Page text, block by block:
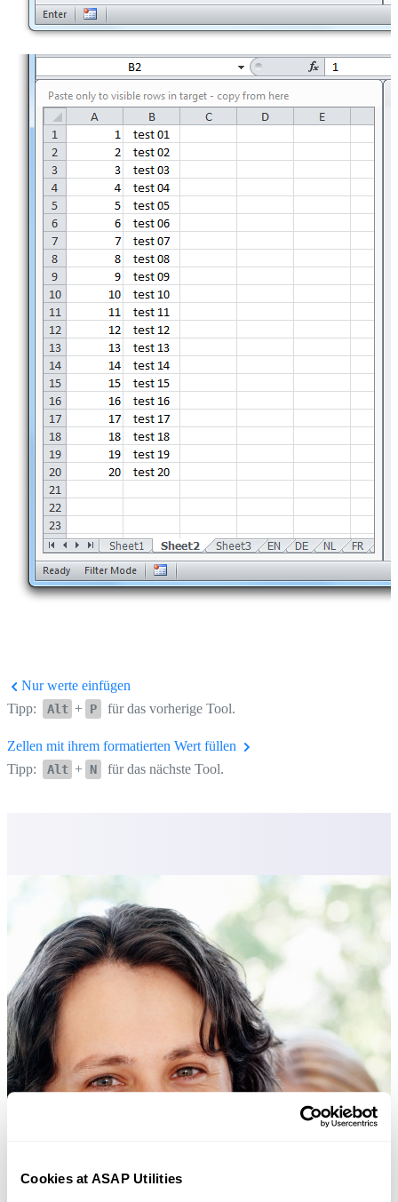
Cookies at ASAP Utilities
Nur werte einfügen
Tipp:
Alt + P für das vorherige Tool.
Zellen mit ihrem formatierten Wert füllen
Tipp:
Alt + N für das nächste Tool.